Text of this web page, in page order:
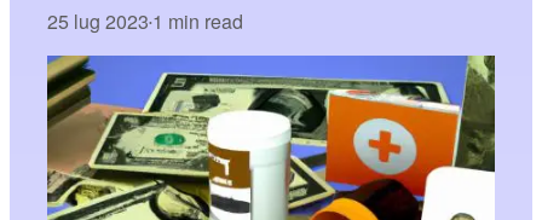
25 lug 2023•1 min read